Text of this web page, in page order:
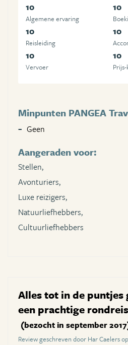
10
Algemene ervaring
10
10
Reisleiding
10
10
Vervoer
10
Minpunten PANGEA
Geen
Aangeraden voor:
Stellen,
Avonturiers,
Luxe reizigers,
Natuurliefhebbers,
Cultuurliefhebbers
Alles tot in de puntjes
een prachtige rondreis
(bezocht in september
Review geschreven door Har Caelers